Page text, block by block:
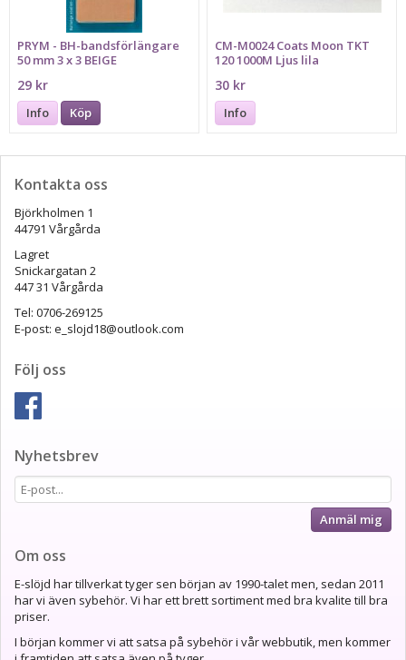
PRYM - BH-bandsförlängare
50 mm 3 x 3 BEIGE
29 kr
Info Köp
CM-M0024 Coats Moon TKT
120 1000M Ljus lila
30 kr
Info
Kontakta oss
Björkholmen 1
44791 Vårgårda
Lagret
Snickargatan 2
447 31 Vårgårda
Tel: 0706-269125
E-post: e_slojd18@outlook.com
Följ oss
Nyhetsbrev
Anmäl mig
Om oss
E-slöjd har tillverkat tyger sen början av 1990-talet men, sedan 2011
har vi även sybehör. Vi har ett brett sortiment med bra kvalite till bra
priser.
I början kommer vi att satsa på sybehör i vår webbutik, men kommer